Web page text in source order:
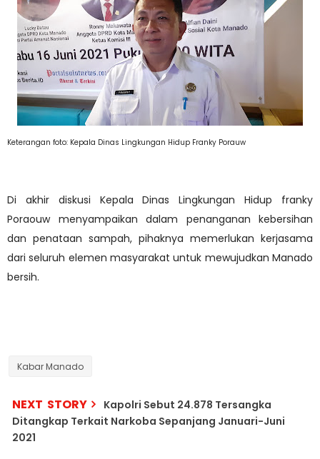
Keterangan foto: Kepala Dinas Lingkungan Hidup Franky Porauw
Di akhir diskusi Kepala Dinas Lingkungan Hidup franky
Poraouw menyampaikan dalam penanganan kebersihan
dan penataan sampah, pihaknya memerlukan kerjasama
dari seluruh elemen masyarakat untuk mewujudkan Manado
bersih.
Kabar Manado
NEXT STORY
Kapolri Sebut 24.878 Tersangka
Ditangkap Terkait Narkoba Sepanjang Januari-Juni
2021